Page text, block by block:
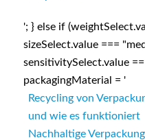
'; } else if
sizeSelect.value ===
sensitivitySelect.value
packagingMaterial = '
Recycling von
und wie es funktioniert
Nachhaltige